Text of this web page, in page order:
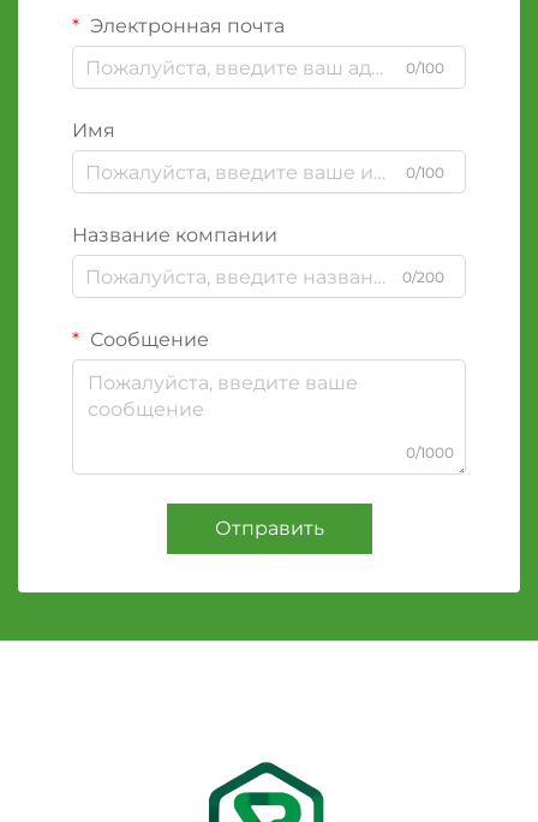
Электронная почта
0/100
Имя
0/100
Название компании
0/200
Сообщение
0/1000
Отправить